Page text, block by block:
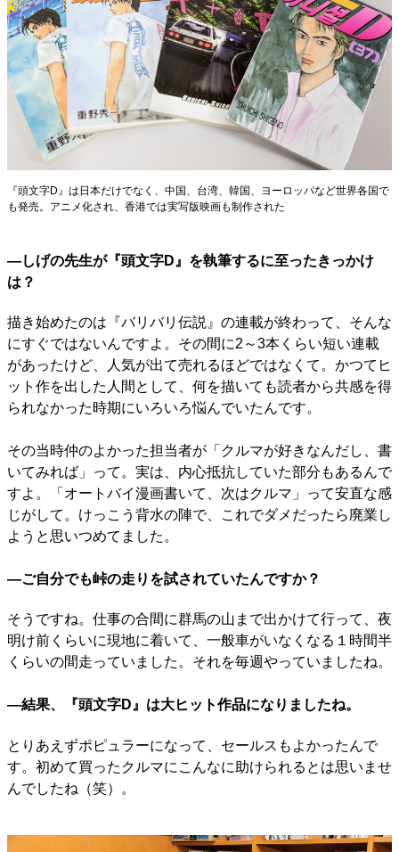
『頭文字D』は日本だけでなく、中国、台湾、韓国、ヨーロッパなど世界各国で
も発売。アニメ化され、香港では実写版映画も制作された
―しげの先生が『頭文字D』を執筆するに至ったきっかけ
は？
描き始めたのは『バリバリ伝説』の連載が終わって、そんな
にすぐではないんですよ。その間に2～3本くらい短い連載
があったけど、人気が出て売れるほどではなくて。かつてヒ
ット作を出した人間として、何を描いても読者から共感を得
られなかった時期にいろいろ悩んでいたんです。
その当時仲のよかった担当者が「クルマが好きなんだし、書
いてみれば」って。実は、内心抵抗していた部分もあるんで
すよ。「オートバイ漫画書いて、次はクルマ」って安直な感
じがして。けっこう背水の陣で、これでダメだったら廃業し
ようと思いつめてました。
―ご自分でも峠の走りを試されていたんですか？
そうですね。仕事の合間に群馬の山まで出かけて行って、夜
明け前くらいに現地に着いて、一般車がいなくなる１時間半
くらいの間走っていました。それを毎週やっていましたね。
―結果、『頭文字D』は大ヒット作品になりましたね。
とりあえずポピュラーになって、セールスもよかったんで
す。初めて買ったクルマにこんなに助けられるとは思いませ
んでしたね（笑）。